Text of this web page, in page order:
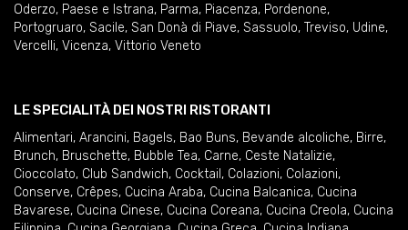
Oderzo, Paese e Istrana, Parma, Piacenza, Pordenone,
Portogruaro, Sacile, San Donà di Piave, Sassuolo, Treviso, Udine,
Vercelli, Vicenza, Vittorio Veneto
LE SPECIALITÀ DEI NOSTRI RISTORANTI
Alimentari, Arancini, Bagels, Bao Buns, Bevande alcoliche, Birre,
Brunch, Bruschette, Bubble Tea, Carne, Ceste Natalizie,
Cioccolato, Club Sandwich, Cocktail , Colazioni, Colazioni,
Conserve, Crêpes, Cucina Araba, Cucina Balcanica, Cucina
Bavarese, Cucina Cinese, Cucina Coreana, Cucina Creola, Cucina